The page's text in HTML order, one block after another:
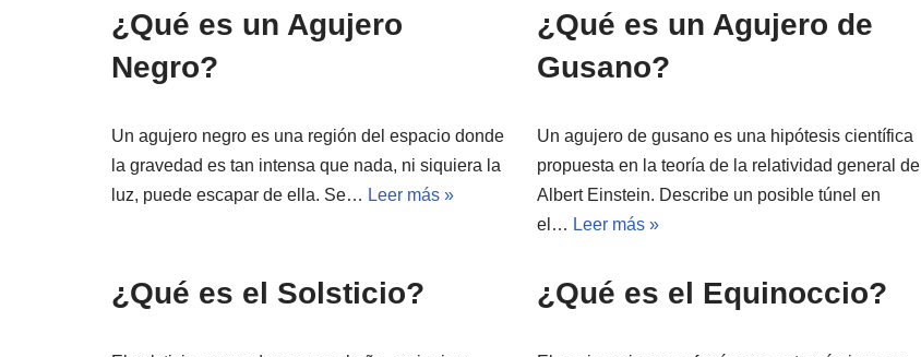
¿Qué es un Agujero
Negro?
Un agujero negro es una región del espacio donde
la gravedad es tan intensa que nada, ni siquiera la
luz, puede escapar de ella. Se… Leer más »
¿Qué es un Agujero de
Gusano?
Un agujero de gusano es una hipótesis científica
propuesta en la teoría de la relatividad general de
Albert Einstein. Describe un posible túnel en
el… Leer más »
¿Qué es el Solsticio? ¿Qué es el Equinoccio?